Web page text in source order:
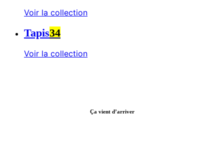
Voir la collection
Tapis34
Voir la collection
Ça vient d’arriver